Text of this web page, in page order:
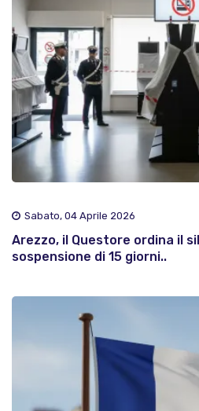
Sabato, 04 Aprile 2026
Arezzo, il Questore ordina il
sospensione di 15 giorni..